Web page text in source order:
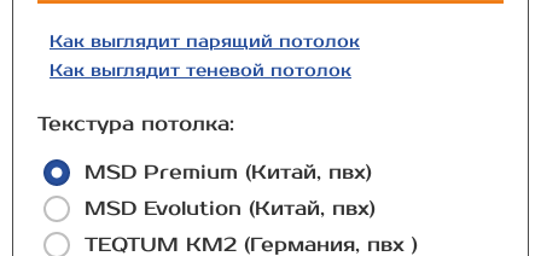
Как выглядит парящий потолок
Как выглядит теневой потолок
Текстура потолка:
MSD Premium (Китай, пвх)
MSD Evolution (Китай, пвх)
TEQTUM КМ2 (Германия, пвх )